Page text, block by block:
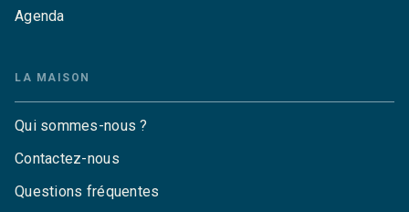
Agenda
LA MAISON
Qui sommes-nous ?
Contactez-nous
Questions fréquentes